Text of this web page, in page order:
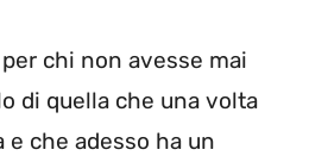
chi non avesse mai
di quella che una volta
e che adesso ha un